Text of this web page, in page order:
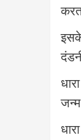
इसके
जन्म